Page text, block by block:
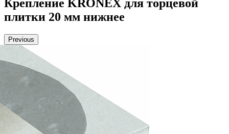
Крепление KRONEX для торцевой
плитки 20 мм нижнее
Previous